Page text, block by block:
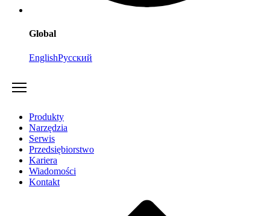
Global
EnglishРусский
Produkty
Narzędzia
Serwis
Przedsiębiorstwo
Kariera
Wiadomości
Kontakt